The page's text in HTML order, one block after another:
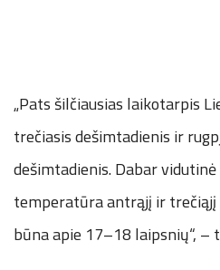
„Pats šilčiausias laikotarpis
trečiasis dešimtadienis ir
dešimtadienis. Dabar
temperatūra antrąjį ir trečiąjį
būna apie 17–18 laipsnių“, –